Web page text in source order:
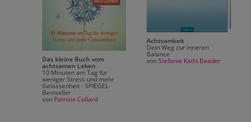
Das kleine Buch vom
achtsamen Leben
10 Minuten am Tag für
weniger Stress und mehr
Gelassenheit - SPIEGEL-
Bestseller
von Patrizia Collard
Achtsamkeit
Dein Weg zur inneren
Balance
vonStefanie Kathi Baader